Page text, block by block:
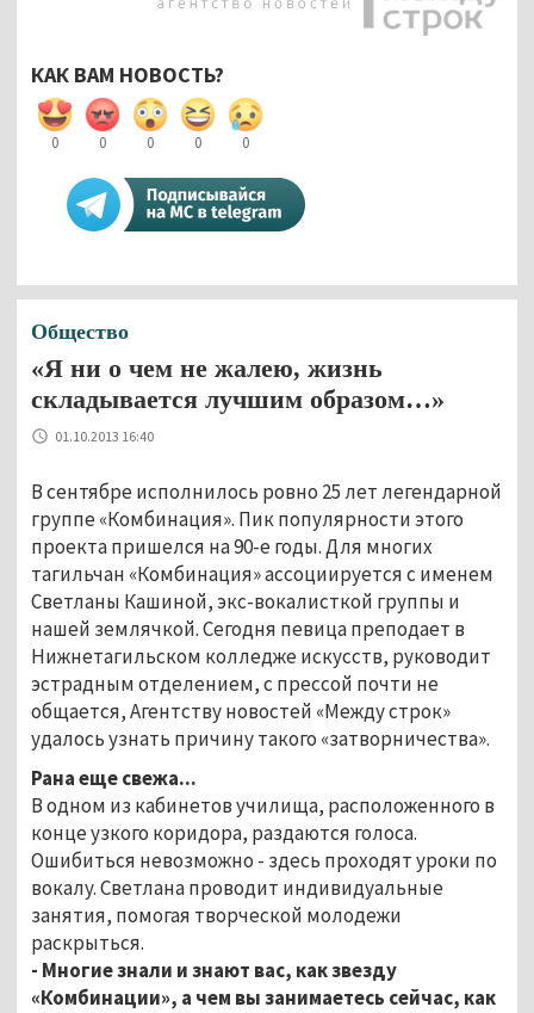
КАК ВАМ НОВОСТЬ?
0 0 0 0 0
Общество
«Я ни о чем не жалею, жизнь
складывается лучшим образом…»
01.10.2013 16:40
В сентябре исполнилось ровно 25 лет легендарной
группе «Комбинация». Пик популярности этого
проекта пришелся на 90-е годы. Для многих
тагильчан «Комбинация» ассоциируется с именем
Светланы Кашиной, экс-вокалисткой группы и
нашей землячкой. Сегодня певица преподает в
Нижнетагильском колледже искусств, руководит
эстрадным отделением, с прессой почти не
общается, Агентству новостей «Между строк»
удалось узнать причину такого «затворничества».
Рана еще свежа...
В одном из кабинетов училища, расположенного в
конце узкого коридора, раздаются голоса.
Ошибиться невозможно - здесь проходят уроки по
вокалу. Светлана проводит индивидуальные
занятия, помогая творческой молодежи
раскрыться.
- Многие знали и знают вас, как звезду
«Комбинации», а чем вы занимаетесь сейчас, как